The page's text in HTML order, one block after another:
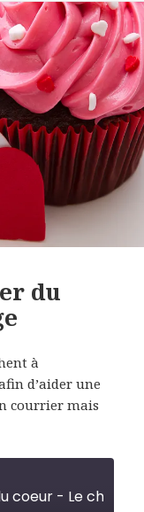
du
à
d’aider une
courrier mais